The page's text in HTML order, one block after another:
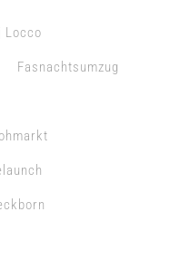
Locco
Fasnachtsumzug